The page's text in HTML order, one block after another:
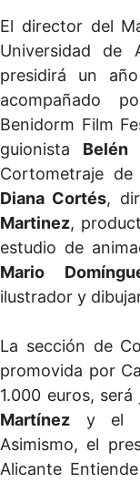
El director del
Universidad de
presidirá un
acompañado
Benidorm Film
guionista Belén
Cortometraje
Diana Cortés,
Martinez,
estudio de
Mario
ilustrador y
La sección de
promovida por
1.000 euros,
Martínez y el
Asimismo, el
Alicante